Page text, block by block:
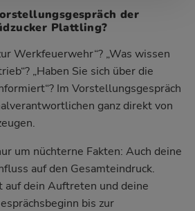
der
Plattling?
Werkfeuerwehr“? „Was wissen
„Haben Sie sich über die
Im Vorstellungsgespräch
ganz direkt von
um nüchterne Fakten: Auch deine
auf den Gesamteindruck.
auf dein Auftreten und deine
bis zur